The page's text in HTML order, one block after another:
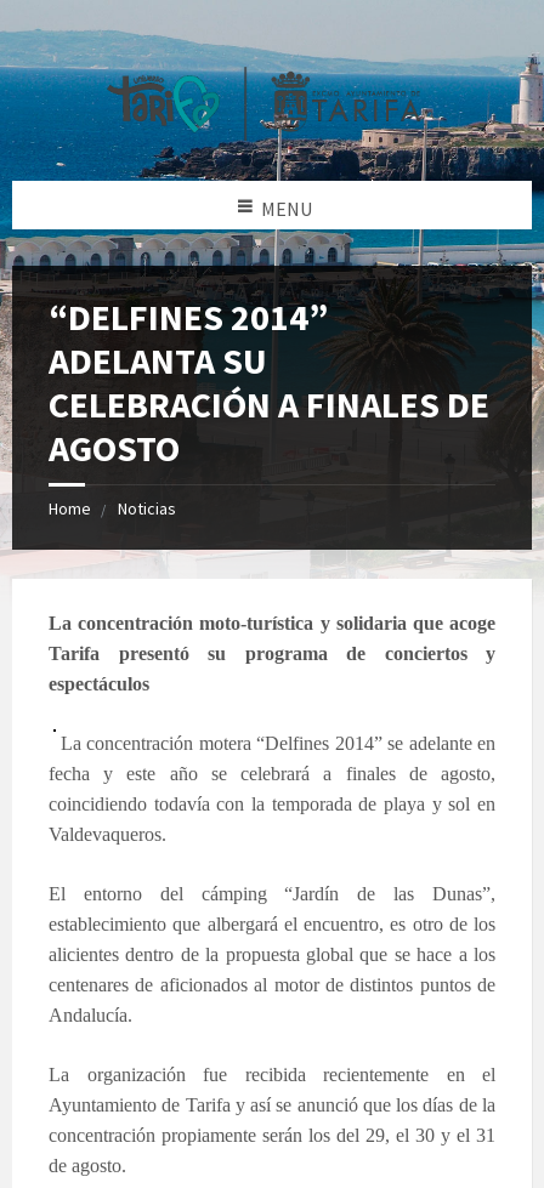
MENU
“DELFINES 2014”
ADELANTA SU
CELEBRACIÓN A FINALES DE
AGOSTO
Home Noticias
La concentración moto-turística y solidaria que acoge
Tarifa presentó su programa de conciertos y
espectáculos
La concentración motera “Delfines 2014” se adelante en
fecha y este año se celebrará a finales de agosto,
coincidiendo todavía con la temporada de playa y sol en
Valdevaqueros.
El entorno del cámping “Jardín de las Dunas”,
establecimiento que albergará el encuentro, es otro de los
alicientes dentro de la propuesta global que se hace a los
centenares de aficionados al motor de distintos puntos de
Andalucía.
La organización fue recibida recientemente en el
Ayuntamiento de Tarifa y así se anunció que los días de la
concentración propiamente serán los del 29, el 30 y el 31
de agosto.